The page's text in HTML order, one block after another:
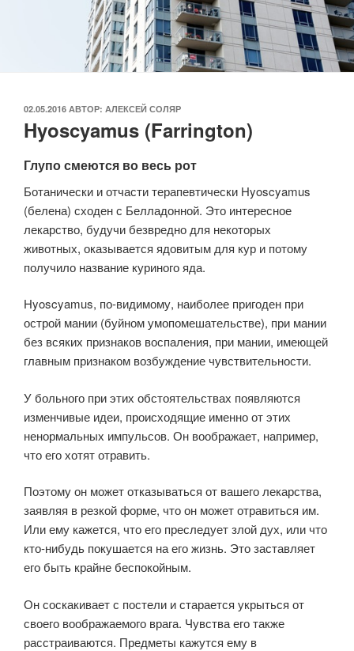
ОПУБЛИКОВАНО
02.05.2016 АВТОР: АЛЕКСЕЙ СОЛЯР
Hyoscyamus (Farrington)
Глупо смеются во весь рот
Ботанически и отчасти терапевтически Hyoscyamus
(белена) сходен с Белладонной. Это интересное
лекарство, будучи безвредно для некоторых
животных, оказывается ядовитым для кур и потому
получило название куриного яда.
Hyoscyamus, по-видимому, наиболее пригоден при
острой мании (буйном умопомешательстве), при мании
без всяких признаков воспаления, при мании, имеющей
главным признаком возбуждение чувствительности.
У больного при этих обстоятельствах появляются
изменчивые идеи, происходящие именно от этих
ненормальных импульсов. Он воображает, например,
что его хотят отравить.
Поэтому он может отказываться от вашего лекарства,
заявляя в резкой форме, что он может отравиться им.
Или ему кажется, что его преследует злой дух, или что
кто-нибудь покушается на его жизнь. Это заставляет
его быть крайне беспокойным.
Он соскакивает с постели и старается укрыться от
своего воображаемого врага. Чувства его также
расстраиваются. Предметы кажутся ему в